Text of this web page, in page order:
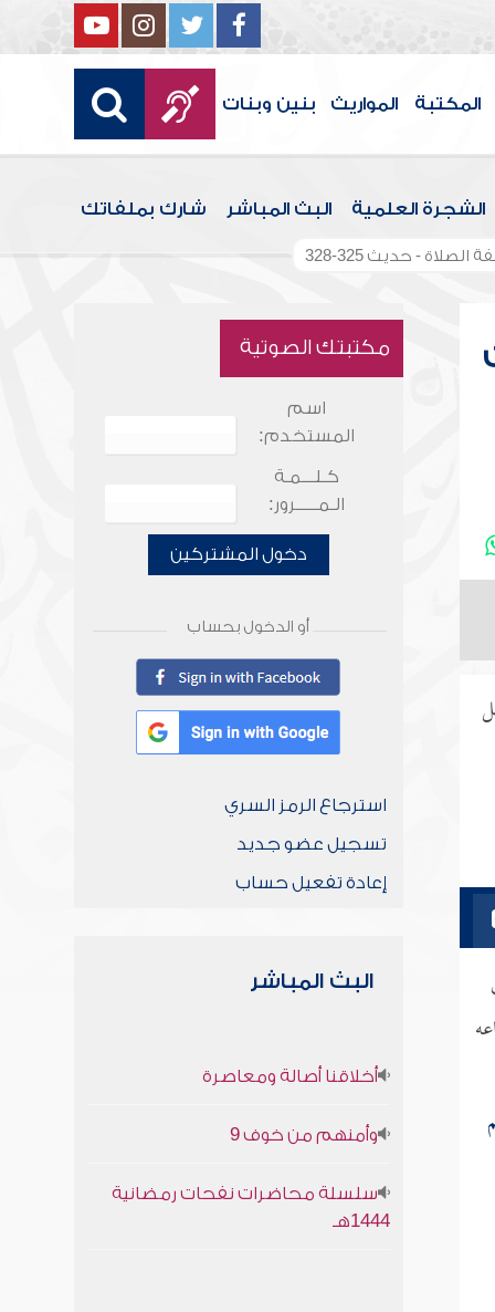
المكتبة المواريث بنين وبنات
الشجرة العلمية البث المباشر شارك بملفاتك
- حديث 325-328
مكتبتك الصوتية
اسم
المستخدم:
كـلـــمـة
الـمـــــرور:
دخول المشتركين
أو الدخول بحساب
استرجاع الرمز السري
تسجيل عضو جديد
إعادة تفعيل حساب
البث المباشر
أخلاقنا أصالة ومعاصرة
وأمنهم من خوف 9
سلسلة محاضرات نفحات رمضانية
1444هـ